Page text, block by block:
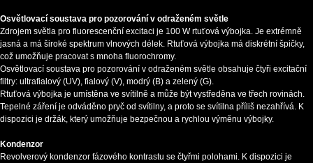
Osvětlovací soustava pro pozorování v odraženém světle
Zdrojem světla pro fluorescenční excitaci je 100 W rtuťová výbojka. Je extrémně
jasná a má široké spektrum vlnových délek. Rtuťová výbojka má diskrétní špičky,
což umožňuje pracovat s mnoha fluorochromy.
Osvětlovací soustava pro pozorování v odraženém světle obsahuje čtyři excitační
filtry: ultrafialový (UV), fialový (V), modrý (B) a zelený (G).
Rtuťová výbojka je umístěna ve svítilně a může být vystředěna ve třech rovinách.
Tepelné záření je odváděno pryč od svítilny, a proto se svítilna příliš nezahřívá. K
dispozici je držák, který umožňuje bezpečnou a rychlou výměnu výbojky.
Kondenzor
Revolverový kondenzor fázového kontrastu se čtyřmi polohami. K dispozici je